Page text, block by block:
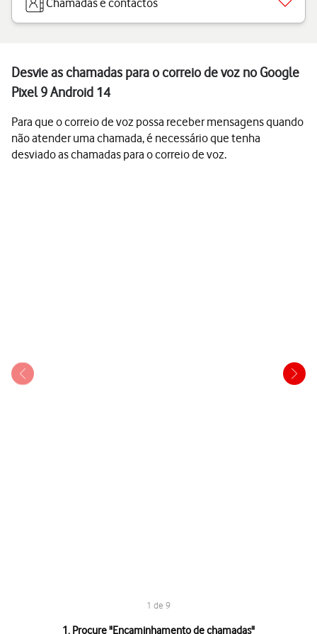
Chamadas e contactos
Desvie as chamadas para o correio de voz no Google
Pixel 9 Android 14
Para que o correio de voz possa receber mensagens quando
não atender uma chamada, é necessário que tenha
desviado as chamadas para o correio de voz.
1 de 9
1. Procure "Encaminhamento de chamadas"